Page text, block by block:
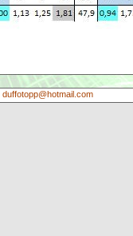
duffotopp@hotmail.com